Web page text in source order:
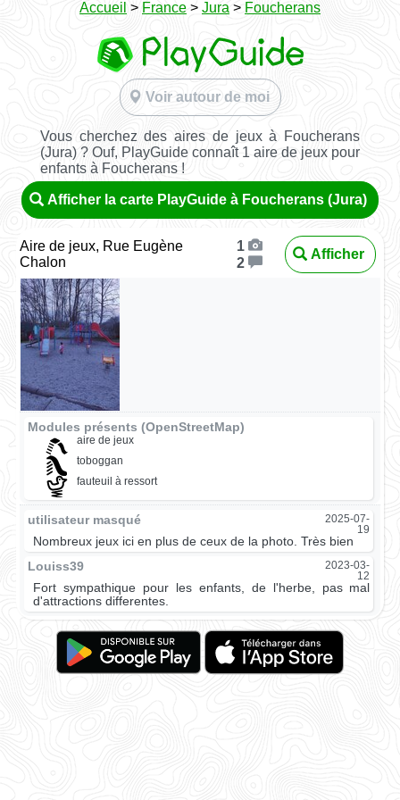
Accueil > France > Jura > Foucherans
Voir autour de moi
Vous cherchez des aires de jeux à Foucherans
(Jura) ? Ouf, PlayGuide connaît 1 aire de jeux pour
enfants à Foucherans !
Afficher la carte PlayGuide à Foucherans (Jura)
Aire de jeux, Rue Eugène
Chalon
1
2
Afficher
Modules présents (OpenStreetMap)
aire de jeux
toboggan
fauteuil à ressort
utilisateur masqué
2025-07-
19
Nombreux jeux ici en plus de ceux de la photo. Très bien
Louiss39
2023-03-
12
Fort sympathique pour les enfants, de l'herbe, pas mal
d'attractions differentes.